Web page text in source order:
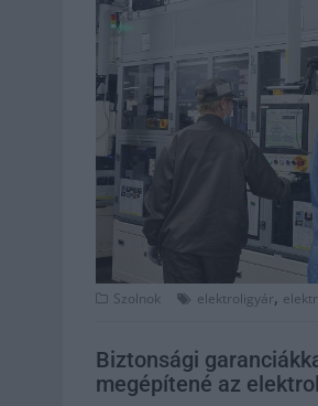
Szolnok elektroligyár,
Biztonsági
megépítené az